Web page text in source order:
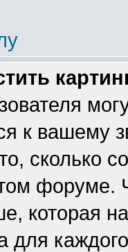
к вашему
сколько
форуме.
которая
для